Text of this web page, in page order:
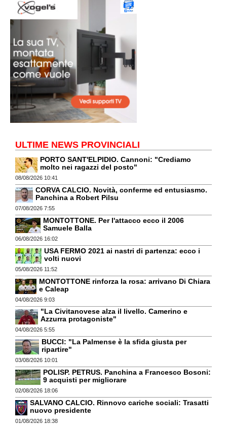
ULTIME NEWS PROVINCIALI
PORTO SANT'ELPIDIO. Cannoni: "Crediamo
molto nei ragazzi del posto"
08/08/2026 10:41
CORVA CALCIO. Novità, conferme ed entusiasmo.
Panchina a Robert Pilsu
07/08/2026 7:55
MONTOTTONE. Per l'attacco ecco il 2006
Samuele Balla
06/08/2026 16:02
USA FERMO 2021 ai nastri di partenza: ecco i
volti nuovi
05/08/2026 11:52
MONTOTTONE rinforza la rosa: arrivano Di Chiara
e Caleap
04/08/2026 9:03
"La Civitanovese alza il livello. Camerino e
Azzurra protagoniste"
04/08/2026 5:55
BUCCI: "La Palmense è la sfida giusta per
ripartire"
03/08/2026 10:01
POLISP. PETRUS. Panchina a Francesco Bosoni:
9 acquisti per migliorare
02/08/2026 18:06
SALVANO CALCIO. Rinnovo cariche sociali: Trasatti
nuovo presidente
01/08/2026 18:38